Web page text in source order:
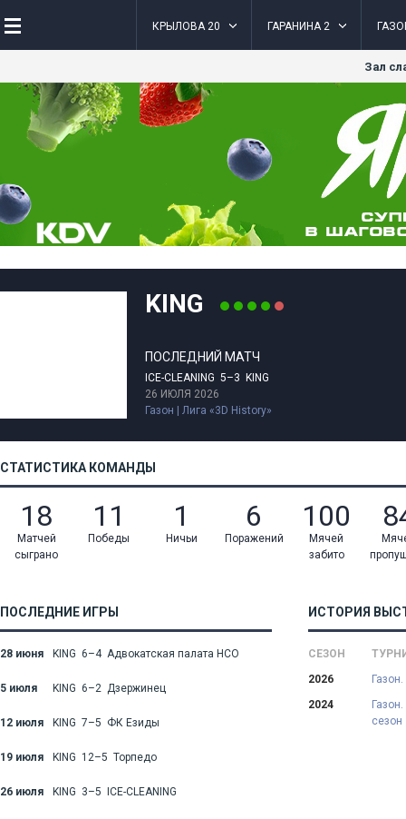
КРЫЛОВА 20 ГАРАНИНА 2
Зал
KING
ПОСЛЕДНИЙ МАТЧ
ICE-CLEANING 5–3 KING
26 ИЮЛЯ 2026
Газон | Лига «3D History»
СТАТИСТИКА КОМАНДЫ
18 11 1 6 100
Матчей
сыграно
Победы Ничьи Поражений
Мячей
забито
ПОСЛЕДНИЕ ИГРЫ
28 июня KING 6–4 Адвокатская палата НСО
5 июля KING 6–2 Дзержинец
12 июля KING 7–5 ФК Езиды
19 июля KING 12–5 Торпедо
26 июля KING 3–5 ICE-CLEANING
ИСТОРИЯ
СЕЗОН
2026
2024
сезон